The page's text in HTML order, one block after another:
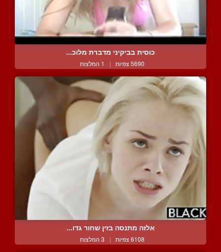
כוסית בביקיני מדברת מלוכ...
5690 צפיות | 1 המלצות
אלזה מתנסה בזין שחור גדו...
6108 צפיות | 3 המלצות